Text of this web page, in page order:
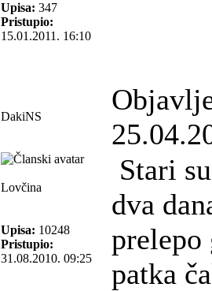
Upisa: 347
Pristupio:
15.01.2011. 16:10
DakiNS
Lovčina
Upisa: 10248
Pristupio:
31.08.2010. 09:25
Stari
dva
prelepo
patka